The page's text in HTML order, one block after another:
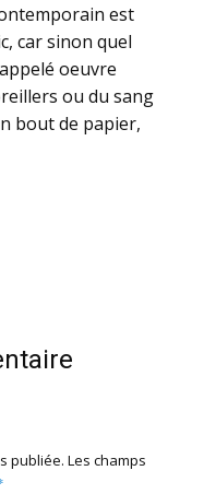
est
car sinon quel
oeuvre
ou du sang
bout de papier,
publiée. Les champs